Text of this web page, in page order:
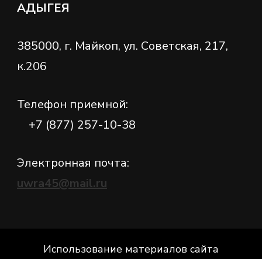
АДЫГЕЯ
385000, г. Майкоп, ул. Советская, 217,
к.206
Телефон приемной:
+7 (877) 257-10-38
Электронная почта:
uwra45@mail.ru
Использование материалов сайта